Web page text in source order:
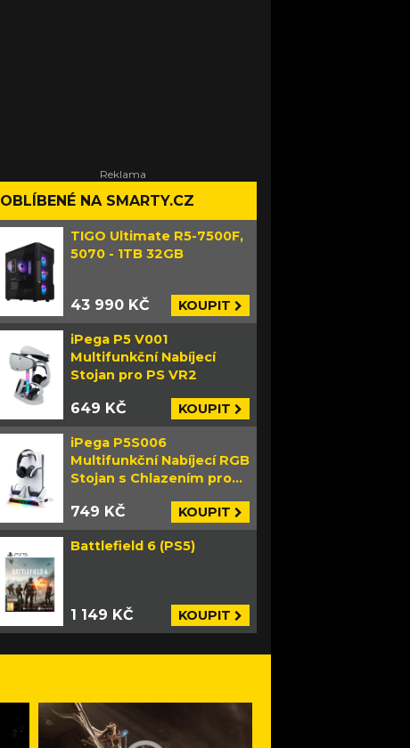
OBLÍBENÉ NA SMARTY.CZ
TIGO Ultimate R5-7500F,
5070 - 1TB 32GB
43 990 KČ KOUPIT
iPega P5 V001
Multifunkční Nabíjecí
Stojan pro PS VR2
649 KČ KOUPIT
iPega P5S006
Multifunkční Nabíjecí RGB
Stojan s Chlazením pro
749 KČ KOUPIT
Battlefield 6 (PS5)
1 149 KČ KOUPIT